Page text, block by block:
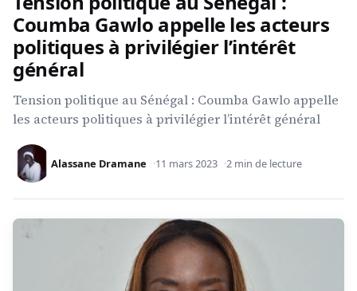
Coumba Gawlo appelle les acteurs
politiques à privilégier l’intérêt
général
Tension politique au Sénégal : Coumba Gawlo appelle
les acteurs politiques à privilégier l’intérêt général
Alassane Dramane 11 mars 2023 2 min de lecture